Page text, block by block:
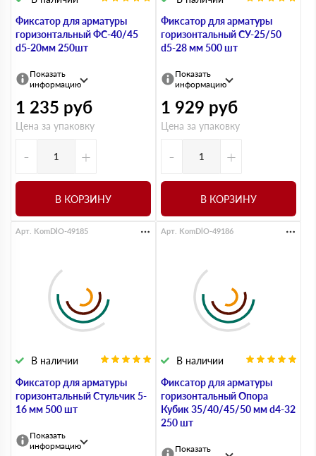
Фиксатор для арматуры
горизонтальный ФС-40/45
d5-20мм 250шт
Показать
информацию
1 235 руб
Цена за упаковку
- +
В КОРЗИНУ
Фиксатор для арматуры
горизонтальный СУ-25/50
d5-28 мм 500 шт
Показать
информацию
1 929 руб
Цена за упаковку
- +
В КОРЗИНУ
Фиксатор для арматуры
горизонтальный Стульчик 5-
16 мм 500 шт
В наличии
Арт. KomDlO-49185
Показать
информацию
Фиксатор для арматуры
горизонтальный Опора
Кубик 35/40/45/50 мм d4-32
250 шт
В наличии
Арт. KomDlO-49186
Показать